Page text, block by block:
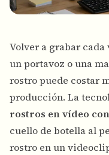
Volver a grabar
un portavoz o una
rostro puede costar
producción. La
rostros en vídeo
cuello de botella al
rostro en un